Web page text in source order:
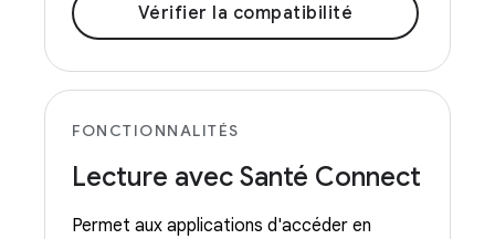
Vérifier la compatibilité
FONCTIONNALITÉS
Lecture avec Santé Connect
Permet aux applications d'accéder en